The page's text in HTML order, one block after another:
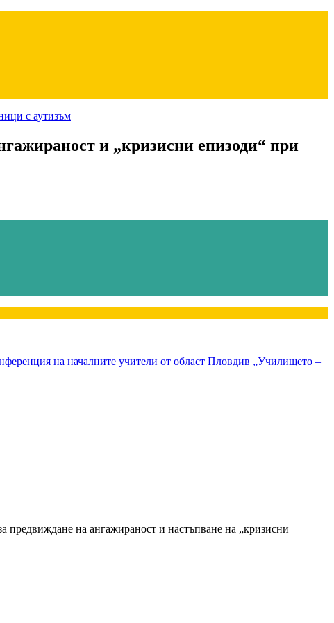
и „кризисни епизоди“ при
на началните учители от област Пловдив „Училището –
предвиждане на ангажираност и настъпване на „кризисни